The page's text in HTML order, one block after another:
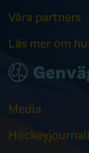
Våra partners
Läs mer om
Media